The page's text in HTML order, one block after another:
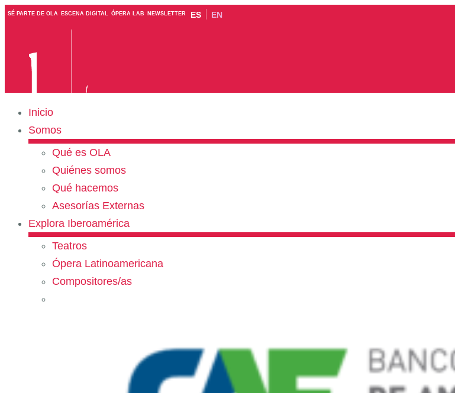
SÉ PARTE DE OLA ESCENA DIGITAL ÓPERA LAB NEWSLETTER ES EN
Inicio
Somos
Qué es OLA
Quiénes somos
Qué hacemos
Asesorías Externas
Explora Iberoamérica
Teatros
Ópera Latinoamericana
Compositores/as